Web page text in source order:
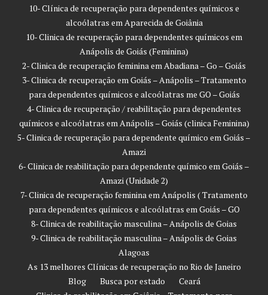
10- Clínica de recuperação para dependentes químicos e
alcoólatras em Aparecida de Goiânia
10- Clinica de recuperação para dependentes químicos em
Anápolis de Goiás (Feminina)
2- Clinica de recuperação feminina em Abadiana – Go – Goiás
3- Clinica de recuperação em Goiás – Anápolis – Tratamento
para dependentes químicos e alcoólatras me GO – Goiás
4- Clinica de recuperação / reabilitação para dependentes
químicos e alcoólatras em Anápolis – Goiás (clinica Feminina)
5- Clinica de recuperação para dependente químico em Goiás –
Amazi
6- Clinica de reabilitação para dependente químico em Goiás –
Amazi (Unidade 2)
7- Clinica de recuperação feminina em Anápolis ( Tratamento
para dependentes químicos e alcoólatras em Goiás – GO
8- Clinica de reabilitação masculina – Anápolis de Goias
9- Clinica de reabilitação masculina – Anápolis de Goias
Alagoas
As 13 melhores Clínicas de recuperação no Rio de Janeiro
Blog
Busca por estado
Ceará